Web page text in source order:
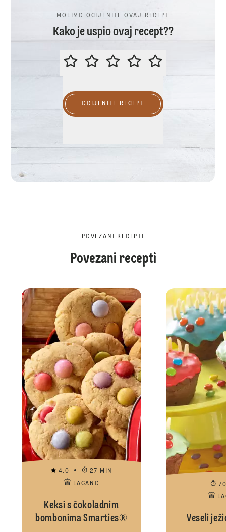
MOLIMO OCIJENITE OVAJ RECEPT
Kako je uspio ovaj recept??
MOLIMO OCIJENITE OVAJ
OCIJENITE RECEPT
POVEZANI RECEPTI
Povezani recepti
4.0
27 MIN
LAGANO
Keksi s čokoladnim
bombonima Smarties®
Veseli